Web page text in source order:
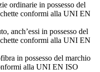
ordinarie in possesso del
conformi alla UNI EN
anch’essi in possesso del
conformi alla UNI EN
in possesso del marchio
alla UNI EN ISO